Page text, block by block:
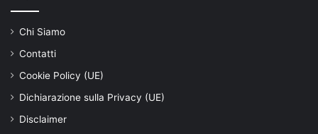
Chi Siamo
Contatti
Cookie Policy (UE)
Dichiarazione sulla Privacy (UE)
Disclaimer